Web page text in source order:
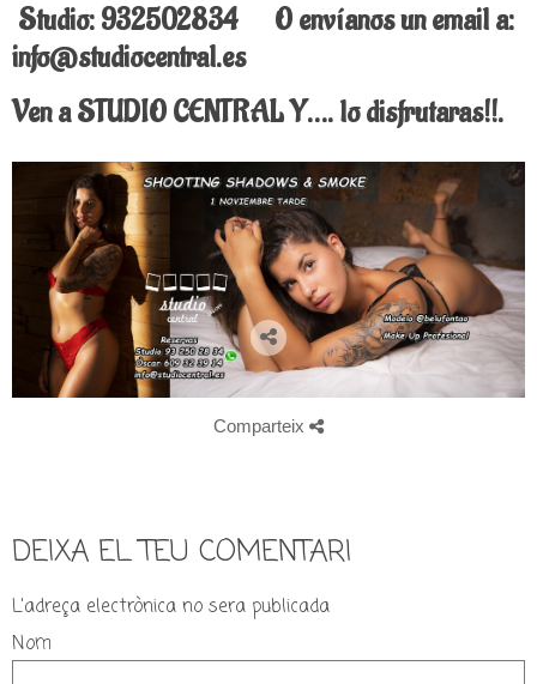
Studio: 932502834 O envíanos un email a:
info@studiocentral.es
Ven a STUDIO CENTRAL Y…. lo disfrutaras!!.
Comparteix
DEIXA EL TEU COMENTARI
L'adreça electrònica no sera publicada
Nom